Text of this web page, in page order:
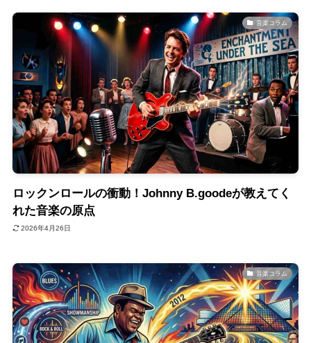
音楽コラム
ロックンロールの衝動！Johnny B.goodeが教えてく
れた音楽の原点
2026年4月26日
音楽コラム